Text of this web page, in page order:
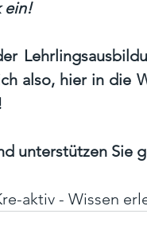
ein!
also, hier in die
unterstützen Sie
aktiv - Wissen